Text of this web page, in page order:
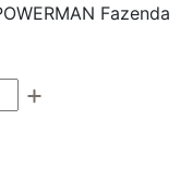
Fazenda